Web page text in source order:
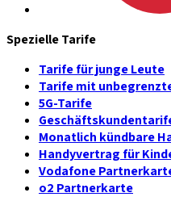
Spezielle Tarife
Tarife für junge Leute
Tarife mit
5G-Tarife
Monatlich kündbare
Handyvertrag für
Vodafone
o2 Partnerkarte